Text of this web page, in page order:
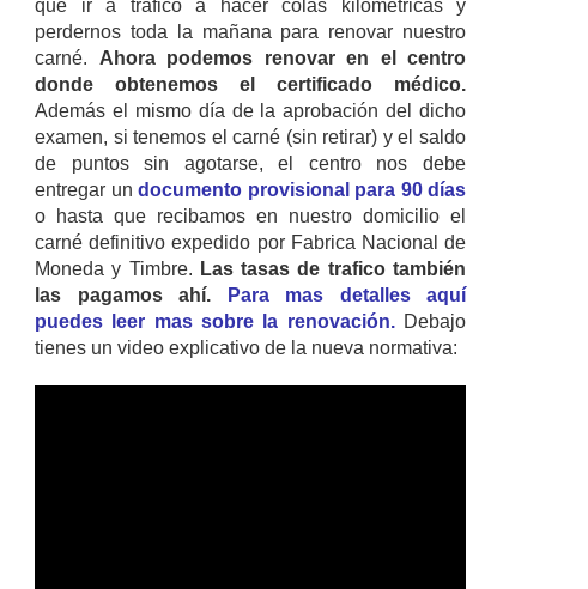
que ir a trafico a hacer colas kilométricas y
perdernos toda la mañana para renovar nuestro
carné. Ahora podemos renovar en el centro
donde obtenemos el certificado médico.
Además el mismo día de la aprobación del dicho
examen, si tenemos el carné (sin retirar) y el saldo
de puntos sin agotarse, el centro nos debe
entregar un documento provisional para 90 días
o hasta que recibamos en nuestro domicilio el
carné definitivo expedido por Fabrica Nacional de
Moneda y Timbre. Las tasas de trafico también
las pagamos ahí.
Para mas detalles aquí
puedes leer mas sobre la renovación.Debajo
tienes un video explicativo de la nueva normativa: